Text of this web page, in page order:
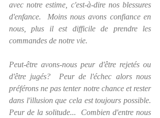
avec notre estime, c'est-à-dire nos blessures
d'enfance.  Moins nous avons confiance en
nous, plus il est difficile de prendre les
commandes de notre vie.
Peut-être avons-nous peur d'être rejetés ou
d'être jugés?  Peur de l'échec alors nous
préférons ne pas tenter notre chance et rester
dans l'illusion que cela est toujours possible.
Peur de la solitude...  Combien d'entre nous